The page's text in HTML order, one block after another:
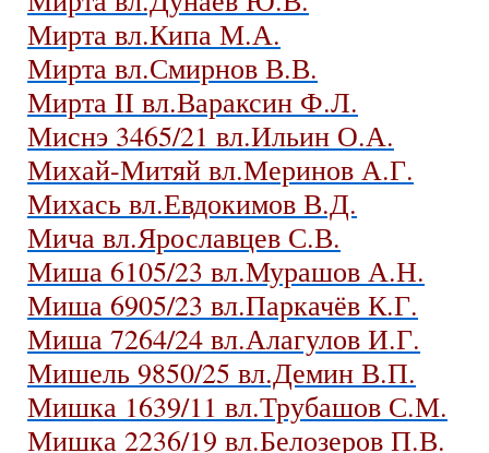
Мирта вл.Кипа М.А.
Мирта вл.Смирнов В.В.
Мирта II вл.Вараксин Ф.Л.
Миснэ 3465/21 вл.Ильин О.А.
Михай-Митяй вл.Меринов А.Г.
Михась вл.Евдокимов В.Д.
Мича вл.Ярославцев С.В.
Миша 6105/23 вл.Мурашов А.Н.
Миша 6905/23 вл.Паркачёв К.Г.
Миша 7264/24 вл.Алагулов И.Г.
Мишель 9850/25 вл.Демин В.П.
Мишка 1639/11 вл.Трубашов С.М.
Мишка 2236/19 вл.Белозеров П.В.